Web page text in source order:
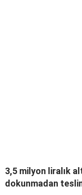
3,5 milyon liralık
dokunmadan